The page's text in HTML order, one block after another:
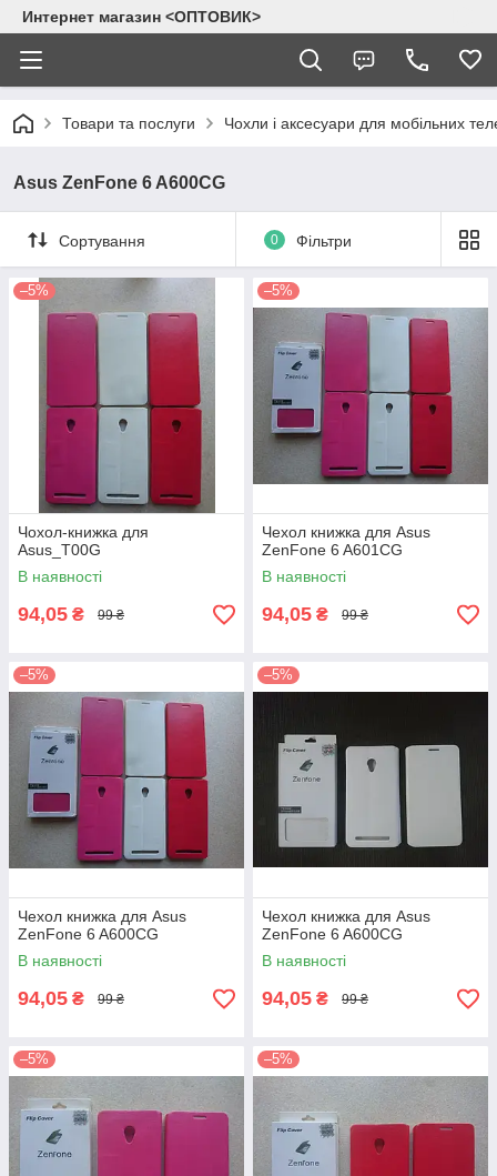
Интернет магазин <ОПТОВИК>
Товари та послуги Чохли і аксесуари для мобільних
Asus ZenFone 6 A600CG
Сортування 0 Фільтри
–5%
Чохол-книжка для
Asus_T00G
В наявності
94,05 ₴ 99 ₴
–5%
Чехол книжка для Asus
ZenFone 6 A601CG
В наявності
94,05 ₴ 99 ₴
–5%
Чехол книжка для Asus
ZenFone 6 A600CG
В наявності
94,05 ₴ 99 ₴
–5%
Чехол книжка для Asus
ZenFone 6 A600CG
В наявності
94,05 ₴ 99 ₴
–5% –5%